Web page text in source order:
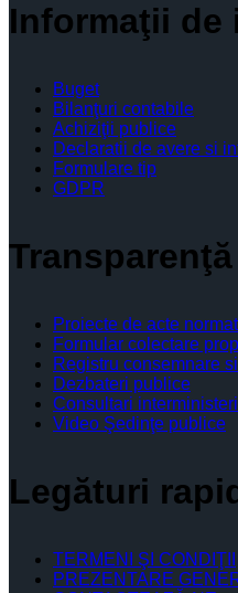
Informaţii de
Buget
Bilanţuri contabile
Achiziţii publice
Declaratii de avere si
Formulare tip
GDPR
Proiecte de acte
Formular colectare
Registru consemnare
Dezbateri publice
Consultari
Video Şedinţe publice
Legături
TERMENI ŞI CONDIŢII
PREZENTARE